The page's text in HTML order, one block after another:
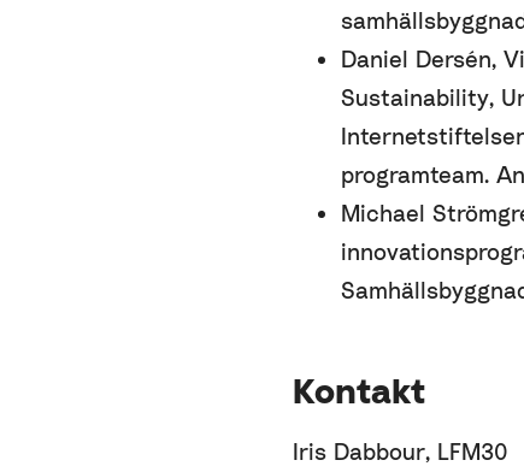
Daniel Dersén,
Sustainability,
programteam.
Michael
Kontakt
Iris Dabbour, LFM30